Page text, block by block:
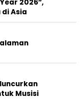
2026”,
Asia
Musisi